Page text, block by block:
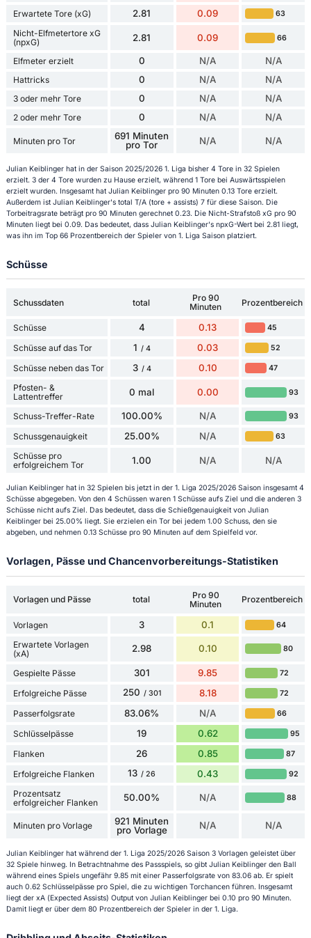
Erwartete Tore (xG) 2.81 0.09 63
Nicht-Elfmetertore xG
(npxG)
2.81 0.09 66
Elfmeter erzielt 0 N/A N/A
Hattricks 0 N/A N/A
3 oder mehr Tore 0 N/A N/A
2 oder mehr Tore 0 N/A N/A
Minuten pro Tor
691 Minuten
pro Tor
N/A N/A
Julian Keiblinger hat in der Saison 2025/2026 1. Liga bisher 4 Tore in 32 Spielen
erzielt. 3 der 4 Tore wurden zu Hause erzielt, während 1 Tore bei Auswärtsspielen
erzielt wurden. Insgesamt hat Julian Keiblinger pro 90 Minuten 0.13 Tore erzielt.
Außerdem ist Julian Keiblinger's total T/A (tore + assists) 7 für diese Saison. Die
Torbeitragsrate beträgt pro 90 Minuten gerechnet 0.23. Die Nicht-Strafstoß xG pro 90
Minuten liegt bei 0.09. Das bedeutet, dass Julian Keiblinger's npxG-Wert bei 2.81 liegt,
was ihn im Top 66 Prozentbereich der Spieler von 1. Liga Saison platziert.
Schüsse
Schussdaten total
Pro 90
Minuten
Prozentbereich
Schüsse 4 0.13 45
Schüsse auf das Tor 1 / 4 0.03 52
Schüsse neben das Tor 3 / 4 0.10 47
Pfosten- &
Lattentreffer
0 mal 0.00 93
Schuss-Treffer-Rate 100.00% N/A 93
Schussgenauigkeit 25.00% N/A 63
Schüsse pro
erfolgreichem Tor
1.00 N/A N/A
Julian Keiblinger hat in 32 Spielen bis jetzt in der 1. Liga 2025/2026 Saison insgesamt 4
Schüsse abgegeben. Von den 4 Schüssen waren 1 Schüsse aufs Ziel und die anderen 3
Schüsse nicht aufs Ziel. Das bedeutet, dass die Schießgenauigkeit von Julian
Keiblinger bei 25.00% liegt. Sie erzielen ein Tor bei jedem 1.00 Schuss, den sie
abgeben, und nehmen 0.13 Schüsse pro 90 Minuten auf dem Spielfeld vor.
Vorlagen, Pässe und Chancenvorbereitungs-Statistiken
Vorlagen und Pässe total
Pro 90
Minuten
Prozentbereich
Vorlagen 3 0.1 64
Erwartete Vorlagen
(xA)
2.98 0.10 80
Gespielte Pässe 301 9.85 72
Erfolgreiche Pässe 250 / 301 8.18 72
Passerfolgsrate 83.06% N/A 66
Schlüsselpässe 19 0.62 95
Flanken 26 0.85 87
Erfolgreiche Flanken 13 / 26 0.43 92
Prozentsatz
erfolgreicher Flanken
50.00% N/A 88
Minuten pro Vorlage
921 Minuten
pro Vorlage
N/A N/A
Julian Keiblinger hat während der 1. Liga 2025/2026 Saison 3 Vorlagen geleistet über
32 Spiele hinweg. In Betrachtnahme des Passspiels, so gibt Julian Keiblinger den Ball
während eines Spiels ungefähr 9.85 mit einer Passerfolgsrate von 83.06 ab. Er spielt
auch 0.62 Schlüsselpässe pro Spiel, die zu wichtigen Torchancen führen. Insgesamt
liegt der xA (Expected Assists) Output von Julian Keiblinger bei 0.10 pro 90 Minuten.
Damit liegt er über dem 80 Prozentbereich der Spieler in der 1. Liga.